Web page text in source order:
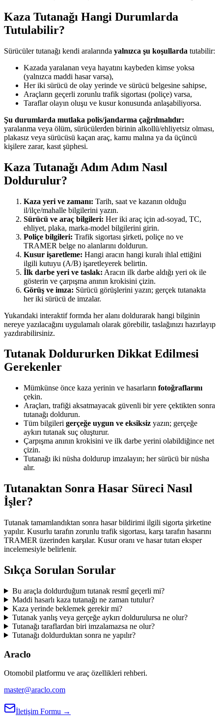
Kaza Tutanağı Hangi Durumlarda
Tutulabilir?
Sürücüler tutanağı kendi aralarında yalnızca şu koşullarda tutabilir:
Kazada yaralanan veya hayatını kaybeden kimse yoksa
(yalnızca maddi hasar varsa),
Her iki sürücü de olay yerinde ve sürücü belgesine sahipse,
Araçların geçerli zorunlu trafik sigortası (poliçe) varsa,
Taraflar olayın oluşu ve kusur konusunda anlaşabiliyorsa.
Şu durumlarda mutlaka polis/jandarma çağrılmalıdır:
yaralanma veya ölüm, sürücülerden birinin alkollü/ehliyetsiz olması,
plakasız veya sürücüsü kaçan araç, kamu malına ya da üçüncü
kişilere zarar, kasıt şüphesi.
Kaza Tutanağı Adım Adım Nasıl
Doldurulur?
Kaza yeri ve zamanı: Tarih, saat ve kazanın olduğu
il/ilçe/mahalle bilgilerini yazın.
Sürücü ve araç bilgileri: Her iki araç için ad-soyad, TC,
ehliyet, plaka, marka-model bilgilerini girin.
Poliçe bilgileri: Trafik sigortası şirketi, poliçe no ve
TRAMER belge no alanlarını doldurun.
Kusur işaretleme: Hangi aracın hangi kuralı ihlal ettiğini
ilgili kutuyu (A/B) işaretleyerek belirtin.
İlk darbe yeri ve taslak: Aracın ilk darbe aldığı yeri ok ile
gösterin ve çarpışma anının krokisini çizin.
Görüş ve imza: Sürücü görüşlerini yazın; gerçek tutanakta
her iki sürücü de imzalar.
Yukarıdaki interaktif formda her alanı doldurarak hangi bilginin
nereye yazılacağını uygulamalı olarak görebilir, taslağınızı hazırlayıp
yazdırabilirsiniz.
Tutanak Doldururken Dikkat Edilmesi
Gerekenler
Mümkünse önce kaza yerinin ve hasarların fotoğraflarını
çekin.
Araçları, trafiği aksatmayacak güvenli bir yere çektikten sonra
tutanağı doldurun.
Tüm bilgileri gerçeğe uygun ve eksiksiz yazın; gerçeğe
aykırı tutanak suç oluşturur.
Çarpışma anının krokisini ve ilk darbe yerini olabildiğince net
çizin.
Tutanağı iki nüsha doldurup imzalayın; her sürücü bir nüsha
alır.
Tutanaktan Sonra Hasar Süreci Nasıl
İşler?
Tutanak tamamlandıktan sonra hasar bildirimi ilgili sigorta şirketine
yapılır. Kusurlu tarafın zorunlu trafik sigortası, karşı tarafın hasarını
TRAMER üzerinden karşılar. Kusur oranı ve hasar tutarı eksper
incelemesiyle belirlenir.
Sıkça Sorulan Sorular
Bu araçla doldurduğum tutanak resmî geçerli mi?
Maddi hasarlı kaza tutanağı ne zaman tutulur?
Kaza yerinde beklemek gerekir mi?
Tutanak yanlış veya gerçeğe aykırı doldurulursa ne olur?
Tutanağı taraflardan biri imzalamazsa ne olur?
Tutanağı doldurduktan sonra ne yapılır?
Araclo
Otomobil platformu ve araç özellikleri rehberi.
master@araclo.com
İletişim Formu →